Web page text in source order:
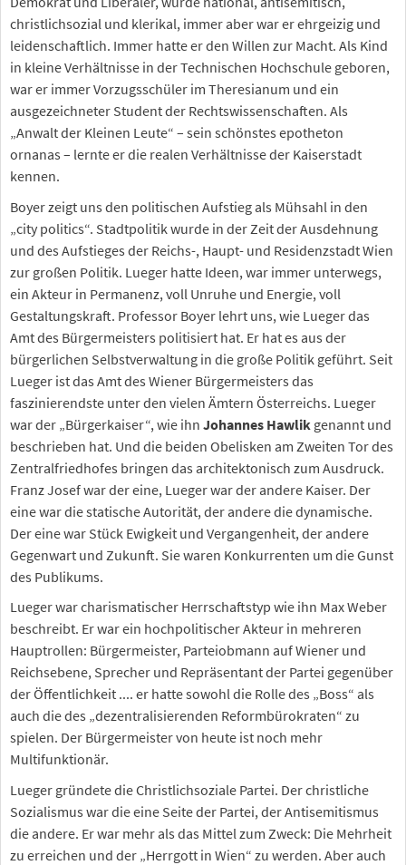
christlichsozial und klerikal, immer aber war er ehrgeizig und
leidenschaftlich. Immer hatte er den Willen zur Macht. Als Kind
in kleine Verhältnisse in der Technischen Hochschule geboren,
war er immer Vorzugsschüler im Theresianum und ein
ausgezeichneter Student der Rechtswissenschaften. Als
„Anwalt der Kleinen Leute“ – sein schönstes epotheton
ornanas – lernte er die realen Verhältnisse der Kaiserstadt
kennen.
Boyer zeigt uns den politischen Aufstieg als Mühsahl in den
„city politics“. Stadtpolitik wurde in der Zeit der Ausdehnung
und des Aufstieges der Reichs-, Haupt- und Residenzstadt Wien
zur großen Politik. Lueger hatte Ideen, war immer unterwegs,
ein Akteur in Permanenz, voll Unruhe und Energie, voll
Gestaltungskraft. Professor Boyer lehrt uns, wie Lueger das
Amt des Bürgermeisters politisiert hat. Er hat es aus der
bürgerlichen Selbstverwaltung in die große Politik geführt. Seit
Lueger ist das Amt des Wiener Bürgermeisters das
faszinierendste unter den vielen Ämtern Österreichs. Lueger
war der „Bürgerkaiser“, wie ihn Johannes Hawlik genannt und
beschrieben hat. Und die beiden Obelisken am Zweiten Tor des
Zentralfriedhofes bringen das architektonisch zum Ausdruck.
Franz Josef war der eine, Lueger war der andere Kaiser. Der
eine war die statische Autorität, der andere die dynamische.
Der eine war Stück Ewigkeit und Vergangenheit, der andere
Gegenwart und Zukunft. Sie waren Konkurrenten um die Gunst
des Publikums.
Lueger war charismatischer Herrschaftstyp wie ihn Max Weber
beschreibt. Er war ein hochpolitischer Akteur in mehreren
Hauptrollen: Bürgermeister, Parteiobmann auf Wiener und
Reichsebene, Sprecher und Repräsentant der Partei gegenüber
der Öffentlichkeit .... er hatte sowohl die Rolle des „Boss“ als
auch die des „dezentralisierenden Reformbürokraten“ zu
spielen. Der Bürgermeister von heute ist noch mehr
Multifunktionär.
Lueger gründete die Christlichsoziale Partei. Der christliche
Sozialismus war die eine Seite der Partei, der Antisemitismus
die andere. Er war mehr als das Mittel zum Zweck: Die Mehrheit
zu erreichen und der „Herrgott in Wien“ zu werden. Aber auch